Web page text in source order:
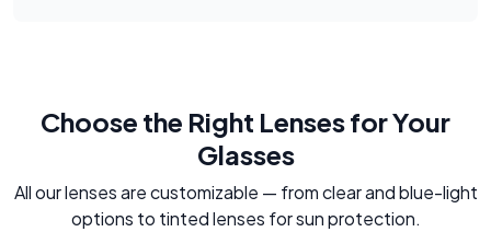
Choose the Right Lenses for Your
Glasses
All our lenses are customizable — from clear and blue-light
options to tinted lenses for sun protection.